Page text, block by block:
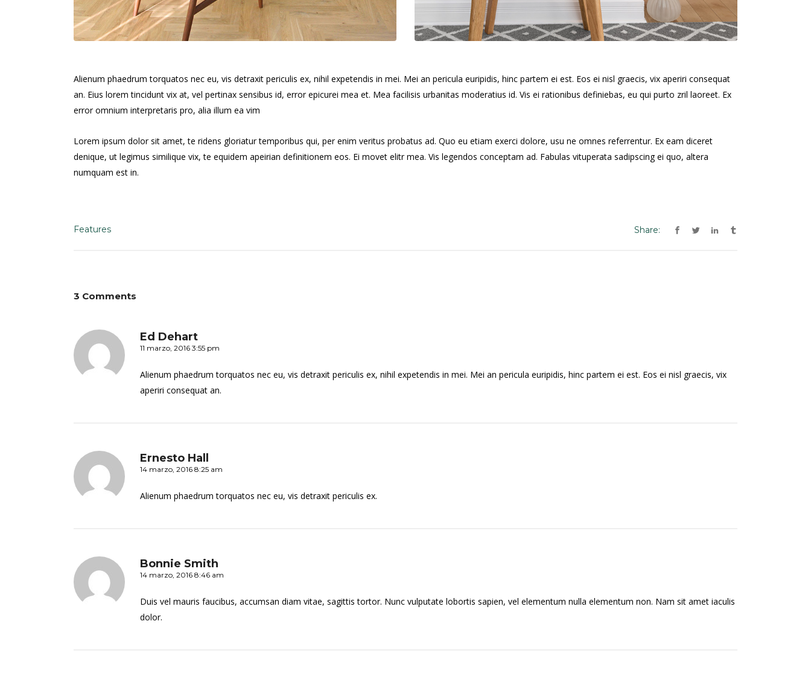
Alienum phaedrum torquatos nec eu, vis detraxit periculis ex, nihil expetendis in mei. Mei an pericula euripidis, hinc partem ei est. Eos ei nisl graecis, vix aperiri consequat
an. Eius lorem tincidunt vix at, vel pertinax sensibus id, error epicurei mea et. Mea facilisis urbanitas moderatius id. Vis ei rationibus definiebas, eu qui purto zril laoreet. Ex
error omnium interpretaris pro, alia illum ea vim
Lorem ipsum dolor sit amet, te ridens gloriatur temporibus qui, per enim veritus probatus ad. Quo eu etiam exerci dolore, usu ne omnes referrentur. Ex eam diceret
denique, ut legimus similique vix, te equidem apeirian definitionem eos. Ei movet elitr mea. Vis legendos conceptam ad. Fabulas vituperata sadipscing ei quo, altera
numquam est in.
Features Share:
3 Comments
Ed Dehart
11 marzo, 2016 3:55 pm
Alienum phaedrum torquatos nec eu, vis detraxit periculis ex, nihil expetendis in mei. Mei an pericula euripidis, hinc partem ei est. Eos ei nisl graecis, vix
aperiri consequat an.
Ernesto Hall
14 marzo, 2016 8:25 am
Alienum phaedrum torquatos nec eu, vis detraxit periculis ex.
Bonnie Smith
14 marzo, 2016 8:46 am
Duis vel mauris faucibus, accumsan diam vitae, sagittis tortor. Nunc vulputate lobortis sapien, vel elementum nulla elementum non. Nam sit amet iaculis
dolor.